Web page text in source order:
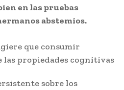
en las pruebas
abstemios.
sobre los